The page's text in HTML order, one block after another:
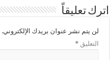
اترك تعليقاً
لن يتم نشر عنوان بريدك الإلكتروني.
التعليق*